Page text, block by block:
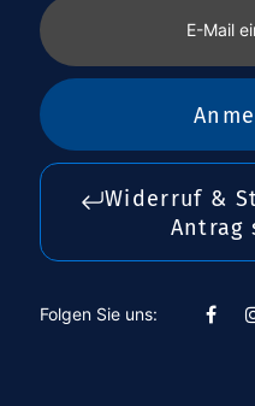
E-Mail
Widerruf &
Antrag
Folgen Sie uns: